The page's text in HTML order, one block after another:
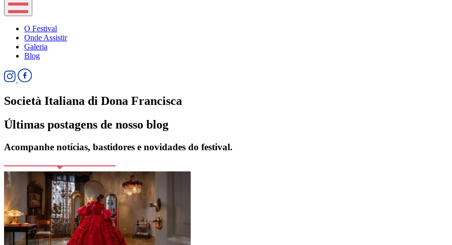
O Festival
Onde Assistir
Galeria
Blog
Società Italiana di Dona Francisca
Últimas postagens de nosso blog
Acompanhe notícias, bastidores e novidades do festival.